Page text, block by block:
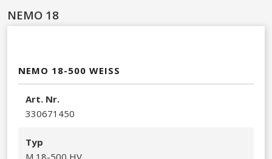
NEMO 18
NEMO 18-500 WEISS
Art. Nr.
330671450​
Typ
M 18-500 HV